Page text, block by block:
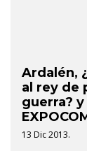
Ardalén,
al rey de
guerra?
13 Dic 2013.